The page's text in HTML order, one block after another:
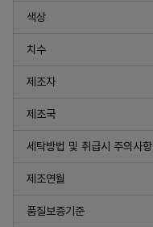
색상
치수
제조자
제조국
세탁방법 및 취급시 주의사항
제조연월
품질보증기준